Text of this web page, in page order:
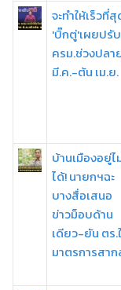
จะทำให้เร็วที่
'บิ๊กตู่'เผยปรับ
ครม.ช่วงปลา
มี.ค.-ต้น เม.ย.
บ้านเมืองอยู่ไ
ได้! นายกฯฉะ
บางสื่อเสนอ
ข่าวม็อบด้าน
เดียว-ยัน ตร.
มาตรการสาก